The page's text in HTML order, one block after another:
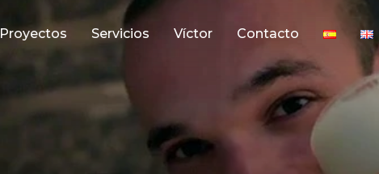
Proyectos Servicios Víctor Contacto